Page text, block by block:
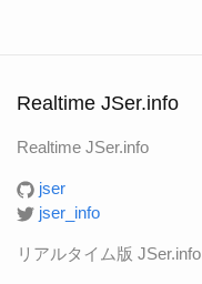
Realtime JSer.info
Realtime JSer.info
jser
jser_info
リアルタイム版 JSer.info